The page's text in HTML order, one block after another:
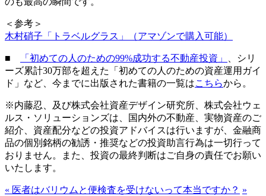
＜参考＞
木村硝子「トラベルグラス」（アマゾンで購入可能）
■ 「初めての人のための99%成功する不動産投資」
、シリ
ーズ累計30万部を超えた「初めての人のための資産運用ガイ
ド」など、今までに出版された書籍の一覧はこちらから。
※内藤忍、及び株式会社資産デザイン研究所、株式会社ウェ
ルス・ソリューションズは、国内外の不動産、実物資産のご
紹介、資産配分などの投資アドバイスは行いますが、金融商
品の個別銘柄の勧誘・推奨などの投資助言行為は一切行って
おりません。また、投資の最終判断はご自身の責任でお願い
いたします。
« 医者はバリウムと便検査を受けないって本当ですか？ »